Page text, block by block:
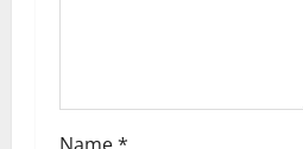
Name*